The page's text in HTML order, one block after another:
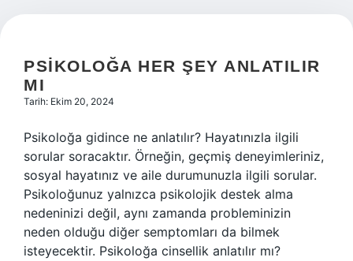
PSIKOLOĞA HER ŞEY ANLATILIR
MI
Tarih: Ekim 20, 2024
Psikoloğa gidince ne anlatılır? Hayatınızla ilgili
sorular soracaktır. Örneğin, geçmiş deneyimleriniz,
sosyal hayatınız ve aile durumunuzla ilgili sorular.
Psikoloğunuz yalnızca psikolojik destek alma
nedeninizi değil, aynı zamanda probleminizin
neden olduğu diğer semptomları da bilmek
isteyecektir. Psikoloğa cinsellik anlatılır mı?